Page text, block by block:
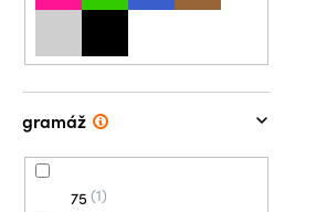
gramáž
75 1